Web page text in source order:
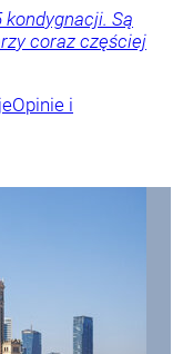
Są
coraz częściej
Opinie i